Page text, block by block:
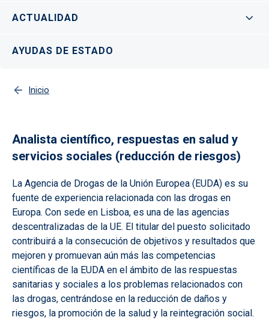
ACTUALIDAD
AYUDAS DE ESTADO
Inicio
Analista científico, respuestas en salud y
servicios sociales (reducción de riesgos)
La Agencia de Drogas de la Unión Europea (EUDA) es su
fuente de experiencia relacionada con las drogas en
Europa. Con sede en Lisboa, es una de las agencias
descentralizadas de la UE. El titular del puesto solicitado
contribuirá a la consecución de objetivos y resultados que
mejoren y promuevan aún más las competencias
científicas de la EUDA en el ámbito de las respuestas
sanitarias y sociales a los problemas relacionados con
las drogas, centrándose en la reducción de daños y
riesgos, la promoción de la salud y la reintegración social.